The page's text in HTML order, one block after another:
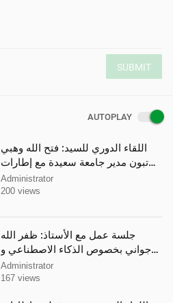
SUBMIT
AUTOPLAY
اللقاء الدوري للسيد: فتح الله وهبي
تبون مدير جامعة سعيدة مع إطارات
ومسؤولي الجامعة
Administrator
200 views
جلسة عمل مع الأستاذ: ظفر الله
جواني بخصوص الذكاء الاصطناعي و
Administrator
167 views